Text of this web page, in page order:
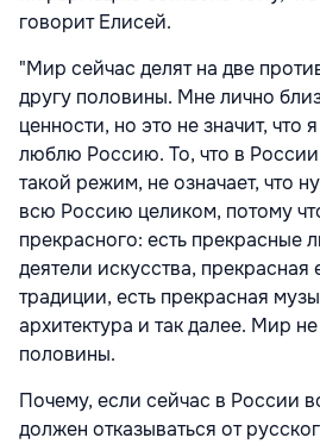
говорит Елисей.
"Мир сейчас делят на две
другу половины. Мне лично
ценности, но это не значит,
люблю Россию. То, что в России
такой режим, не означает, что
всю Россию целиком, потому
прекрасного: есть прекрасные
деятели искусства, прекрасная
традиции, есть прекрасная
архитектура и так далее. Мир
половины.
Почему, если сейчас в России
должен отказываться от